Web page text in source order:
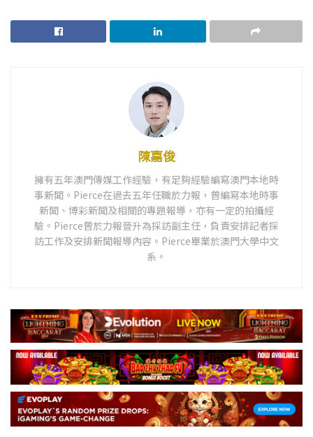
陳嘉俊
擁有五年澳門傳媒工作經驗，有足夠經驗編寫澳門本地時
事新聞。Pierce在過去五年任職於力報，曾編寫本地時事
新聞、博彩新聞及相關的專題報導，亦有一定的拍攝經
驗。Pierce曾於力報晉升為採訪副主任，負責安排記者採
訪工作及安排新聞報導內容。Pierce畢業於澳門大學中文
系。